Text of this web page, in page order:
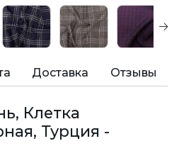
Доставка Отзывы
Клетка
Турция -